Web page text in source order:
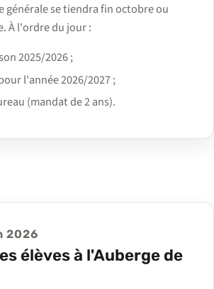
générale se tiendra fin octobre ou
À l'ordre du jour :
2025/2026 ;
l'année 2026/2027 ;
(mandat de 2 ans).
2026
élèves à l'Auberge de